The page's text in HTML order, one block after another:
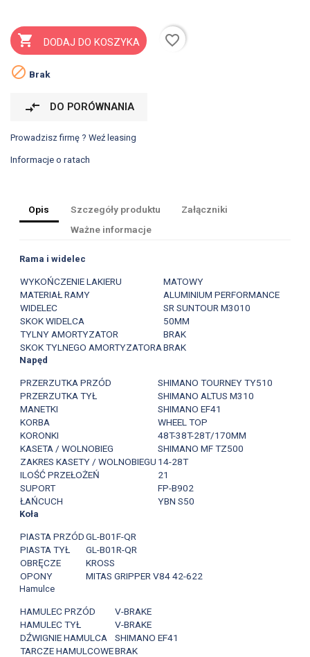
 DODAJ DO KOSZYKA
favorite_border
 Brak
compare_arrows DO PORÓWNANIA
Prowadzisz firmę ? Weź leasing
Informacje o ratach
Opis Szczegóły produktu
Załączniki
Ważne informacje
Rama i widelec
WYKOŃCZENIE LAKIERU
MATOWY
MATERIAŁ RAMY
ALUMINIUM PERFORMANCE
WIDELEC
SR SUNTOUR M3010
SKOK WIDELCA
50MM
TYLNY AMORTYZATOR
BRAK
SKOK TYLNEGO AMORTYZATORABRAK
Napęd
PRZERZUTKA PRZÓD
SHIMANO TOURNEY TY510
PRZERZUTKA TYŁ
SHIMANO ALTUS M310
MANETKI
SHIMANO EF41
KORBA
WHEEL TOP
KORONKI
48T-38T-28T/170MM
KASETA / WOLNOBIEG
SHIMANO MF TZ500
ZAKRES KASETY / WOLNOBIEGU 14-28T
ILOŚĆ PRZEŁOŻEŃ
21
SUPORT
FP-B902
ŁAŃCUCH
YBN S50
Koła
PIASTA PRZÓDGL-B01F-QR
PIASTA TYŁ
GL-B01R-QR
OBRĘCZE
KROSS
OPONY
MITAS GRIPPER V84 42-622
Hamulce
HAMULEC PRZÓD
V-BRAKE
HAMULEC TYŁ
V-BRAKE
DŹWIGNIE HAMULCA
SHIMANO EF41
TARCZE HAMULCOWEBRAK